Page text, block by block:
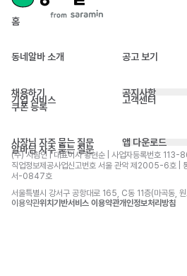
홈
동네알바 소개 공고 보기
채용하기
기업 서비스
쿠폰 등록
공지사항
고객센터
사장님 자주 묻는 질문
알바님 자주 묻는 질문
앱 다운로드
(주) 사람인 | 대표이사 황현순 | 사업자등록번호
직업정보제공사업신고번호 서울 관악 제2005-6호 |
서-0847호
서울특별시 강서구 공항대로 165, C동 11층(마곡동
이용약관위치기반서비스 이용약관개인정보처리방침